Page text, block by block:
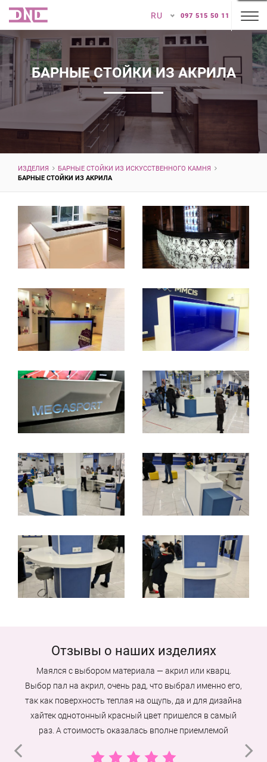
RU 097 515 50 11
БАРНЫЕ СТОЙКИ ИЗ АКРИЛА
ИЗДЕЛИЯ
БАРНЫЕ СТОЙКИ ИЗ ИСКУССТВЕННОГО КАМНЯ
БАРНЫЕ СТОЙКИ ИЗ АКРИЛА
Отзывы о наших изделиях
Маялся с выбором материала — акрил или кварц.
Выбор пал на акрил, очень рад, что выбрал именно его,
так как поверхность теплая на ощупь, да и для дизайна
хайтек однотонный красный цвет пришелся в самый
раз. А стоимость оказалась вполне приемлемой